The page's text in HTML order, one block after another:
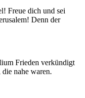
Freue dich und sei
Denn der
Frieden verkündigt
nahe waren.